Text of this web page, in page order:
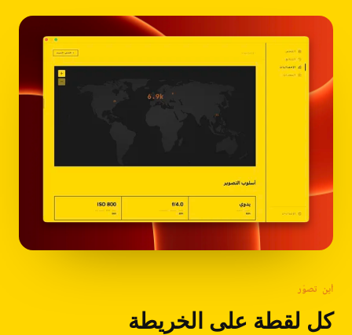
أين تصوّر
كل لقطة على الخريطة